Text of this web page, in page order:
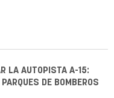
LA AUTOPISTA A-15:
DE BOMBEROS